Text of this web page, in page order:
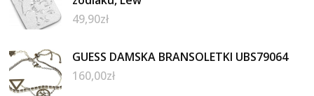
49,90zł
GUESS DAMSKA BRANSOLETKI UBS79064
160,00zł